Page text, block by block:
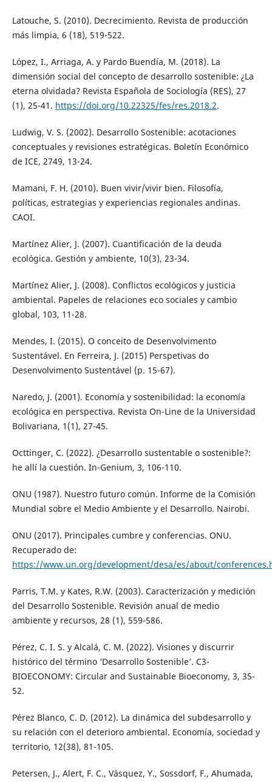
Latouche, S. (2010). Decrecimiento. Revista de producción
más limpia, 6 (18), 519-522.
López, I., Arriaga, A. y Pardo Buendía, M. (2018). La
dimensión social del concepto de desarrollo sostenible: ¿La
eterna olvidada? Revista Española de Sociología (RES), 27
(1), 25-41. https://doi.org/10.22325/fes/res.2018.2.
Ludwig, V. S. (2002). Desarrollo Sostenible: acotaciones
conceptuales y revisiones estratégicas. Boletín Económico
de ICE, 2749, 13-24.
Mamani, F. H. (2010). Buen vivir/vivir bien. Filosofía,
políticas, estrategias y experiencias regionales andinas.
CAOI.
Martínez Alier, J. (2007). Cuantificación de la deuda
ecológica. Gestión y ambiente, 10(3), 23-34.
Martínez Alier, J. (2008). Conflictos ecológicos y justicia
ambiental. Papeles de relaciones eco sociales y cambio
global, 103, 11-28.
Mendes, I. (2015). O conceito de Desenvolvimento
Sustentável. En Ferreira, J. (2015) Perspetivas do
Desenvolvimento Sustentável (p. 15-67).
Naredo, J. (2001). Economía y sostenibilidad: la economía
ecológica en perspectiva. Revista On-Line de la Universidad
Bolivariana, 1(1), 27-45.
Octtinger, C. (2022). ¿Desarrollo sustentable o sostenible?:
he allí la cuestión. In-Genium, 3, 106-110.
ONU (1987). Nuestro futuro común. Informe de la Comisión
Mundial sobre el Medio Ambiente y el Desarrollo. Nairobi.
ONU (2017). Principales cumbre y conferencias. ONU.
Recuperado de:
https://www.un.org/development/desa/es/about/
Parris, T.M. y Kates, R.W. (2003). Caracterización y medición
del Desarrollo Sostenible. Revisión anual de medio
ambiente y recursos, 28 (1), 559-586.
Pérez, C. I. S. y Alcalá, C. M. (2022). Visiones y discurrir
histórico del término ‘Desarrollo Sostenible’. C3-
BIOECONOMY: Circular and Sustainable Bioeconomy, 3, 35-
52.
Pérez Blanco, C. D. (2012). La dinámica del subdesarrollo y
su relación con el deterioro ambiental. Economía, sociedad y
territorio, 12(38), 81-105.
Petersen, J., Alert, F. C., Vásquez, Y., Sossdorf, F., Ahumada,